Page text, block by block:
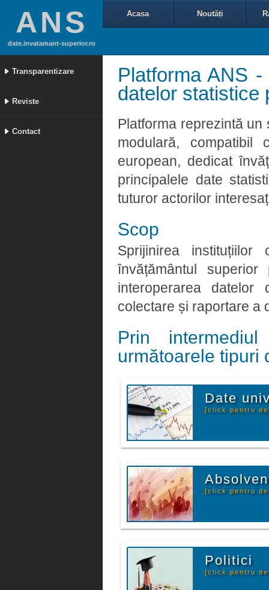
ANS
date.invatamant-superior.ro
Transparentizare
Reviste
Contact
Acasa Noutăți
Platforma ANS
datelor statistice
Platforma reprezintă
modulară,
european, dedicat
principalele date
tuturor actorilor
Scop
Sprijinirea
învățământul
interoperarea
colectare și raportare a
Prin
următoarele tipuri
Date
[click pentru
[click pentru
Politici
[click pentru